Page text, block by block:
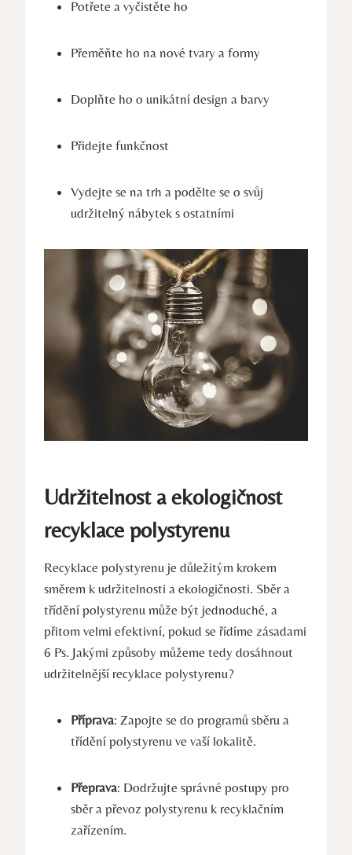
Potřete a vyčistěte ho
Přeměňte ho na nové tvary a formy
Doplňte ho o unikátní design a barvy
Přidejte funkčnost
Vydejte se na trh a podělte se o svůj
udržitelný nábytek s ostatními
Udržitelnost a ekologičnost
recyklace polystyrenu
Recyklace polystyrenu je důležitým krokem
směrem k udržitelnosti a ekologičnosti. Sběr a
třídění polystyrenu může být jednoduché, a
přitom velmi efektivní, pokud se řídíme zásadami
6 Ps. Jakými způsoby můžeme tedy dosáhnout
udržitelnější recyklace polystyrenu?
Příprava: Zapojte se do programů sběru a
třídění polystyrenu ve vaší lokalitě.
Přeprava: Dodržujte správné postupy pro
sběr a převoz polystyrenu k recyklačním
zařízením.